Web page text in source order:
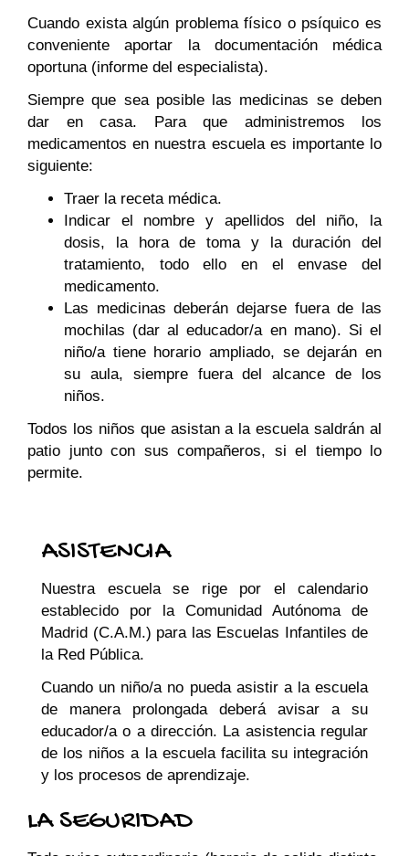
Cuando exista algún problema físico o psíquico es
conveniente aportar la documentación médica
oportuna (informe del especialista).
Siempre que sea posible las medicinas se deben
dar en casa. Para que administremos los
medicamentos en nuestra escuela es importante lo
siguiente:
Traer la receta médica.
Indicar el nombre y apellidos del niño, la
dosis, la hora de toma y la duración del
tratamiento, todo ello en el envase del
medicamento.
Las medicinas deberán dejarse fuera de las
mochilas (dar al educador/a en mano). Si el
niño/a tiene horario ampliado, se dejarán en
su aula, siempre fuera del alcance de los
niños.
Todos los niños que asistan a la escuela saldrán al
patio junto con sus compañeros, si el tiempo lo
permite.
ASISTENCIA
Nuestra escuela se rige por el calendario
establecido por la Comunidad Autónoma de
Madrid (C.A.M.) para las Escuelas Infantiles de
la Red Pública.
Cuando un niño/a no pueda asistir a la escuela
de manera prolongada deberá avisar a su
educador/a o a dirección. La asistencia regular
de los niños a la escuela facilita su integración
y los procesos de aprendizaje.
LA SEGURIDAD